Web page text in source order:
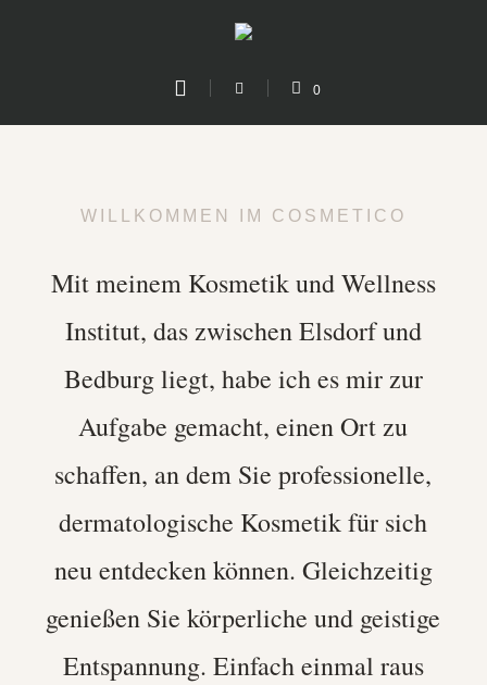
0
WILLKOMMEN IM COSMETICO
Mit meinem Kosmetik und Wellness
Institut, das zwischen Elsdorf und
Bedburg liegt, habe ich es mir zur
Aufgabe gemacht, einen Ort zu
schaffen, an dem Sie professionelle,
dermatologische Kosmetik für sich
neu entdecken können. Gleichzeitig
genießen Sie körperliche und geistige
Entspannung. Einfach einmal raus